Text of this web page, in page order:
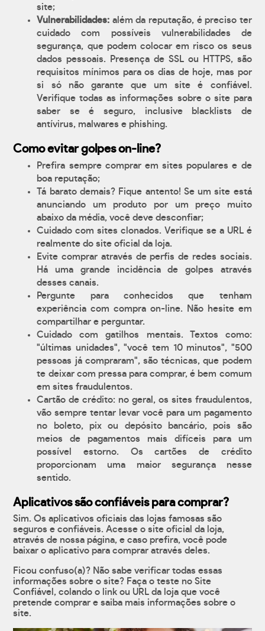
site;
Vulnerabilidades: além da reputação, é preciso ter
cuidado com possíveis vulnerabilidades de
segurança, que podem colocar em risco os seus
dados pessoais. Presença de SSL ou HTTPS, são
requisitos mínimos para os dias de hoje, mas por
si só não garante que um site é confiável.
Verifique todas as informações sobre o site para
saber se é seguro, inclusive blacklists de
antívirus, malwares e phishing.
Como evitar golpes on-line?
Prefira sempre comprar em sites populares e de
boa reputação;
Tá barato demais? Fique antento! Se um site está
anunciando um produto por um preço muito
abaixo da média, você deve desconfiar;
Cuidado com sites clonados. Verifique se a URL é
realmente do site oficial da loja.
Evite comprar através de perfis de redes sociais.
Há uma grande incidência de golpes através
desses canais.
Pergunte para conhecidos que tenham
experiência com compra on-line. Não hesite em
compartilhar e perguntar.
Cuidado com gatilhos mentais. Textos como:
"últimas unidades", "você tem 10 minutos", "500
pessoas já compraram", são técnicas, que podem
te deixar com pressa para comprar, é bem comum
em sites fraudulentos.
Cartão de crédito: no geral, os sites fraudulentos,
vão sempre tentar levar você para um pagamento
no boleto, pix ou depósito bancário, pois são
meios de pagamentos mais difíceis para um
possível estorno. Os cartões de crédito
proporcionam uma maior segurança nesse
sentido.
Aplicativos são confiáveis para comprar?
Sim. Os aplicativos oficiais das lojas famosas são
seguros e confiáveis. Acesse o site oficial da loja,
através de nossa página, e caso prefira, você pode
baixar o aplicativo para comprar através deles.
Ficou confuso(a)? Não sabe verificar todas essas
informações sobre o site? Faça o teste no Site
Confiável, colando o link ou URL da loja que você
pretende comprar e saiba mais informações sobre o
site.